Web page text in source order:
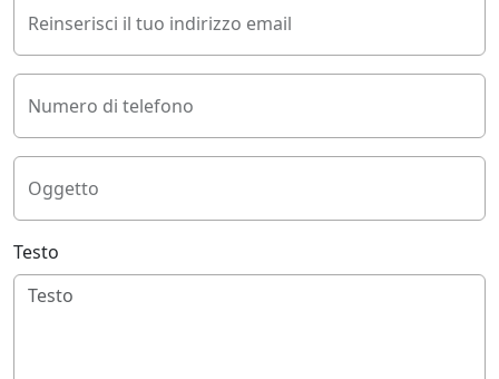
Reinserisci il tuo indirizzo email
Numero di telefono
Oggetto
Testo